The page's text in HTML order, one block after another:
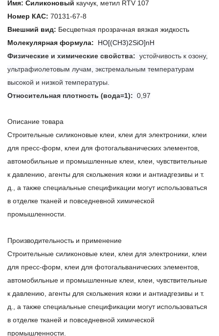
Имя: Силиконовый каучук, метил RTV 107
Номер КАС: 70131-67-8
Внешний вид: Бесцветная прозрачная вязкая жидкость
Молекулярная формула: HO[(CH3)2SiO]nH
Физические и химические свойства: устойчивость к озону,
ультрафиолетовым лучам, экстремальным температурам
высокой и низкой температуры.
Относительная плотность (вода=1): 0,97
Описание товара
Строительные силиконовые клеи, клеи для электроники, клеи
для пресс-форм, клеи для фотогальванических элементов,
автомобильные и промышленные клеи, клеи, чувствительные
к давлению, агенты для скольжения кожи и антиадгезивы и т.
д., а также специальные спецификации могут использоваться
в отделке тканей и повседневной химической
промышленности.
Производительность и применение
Строительные силиконовые клеи, клеи для электроники, клеи
для пресс-форм, клеи для фотогальванических элементов,
автомобильные и промышленные клеи, клеи, чувствительные
к давлению, агенты для скольжения кожи и антиадгезивы и т.
д., а также специальные спецификации могут использоваться
в отделке тканей и повседневной химической
промышленности.